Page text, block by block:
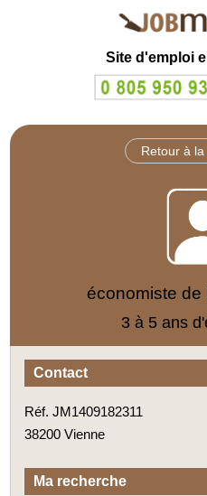
Site d'emploi
Retour à
économiste de
3 à 5 ans
Contact
Réf. JM1409182311
38200 Vienne
Ma recherche